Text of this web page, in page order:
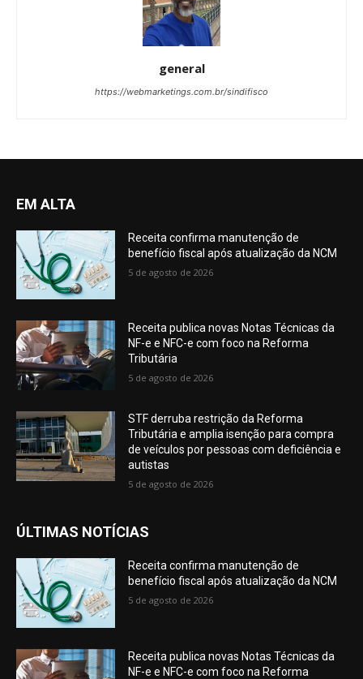
general
https://webmarketings.com.br/sindifisco
EM ALTA
Receita confirma manutenção de
benefício fiscal após atualização da NCM
5 de agosto de 2026
Receita publica novas Notas Técnicas da
NF-e e NFC-e com foco na Reforma
Tributária
5 de agosto de 2026
STF derruba restrição da Reforma
Tributária e amplia isenção para compra
de veículos por pessoas com deficiência e
autistas
5 de agosto de 2026
ÚLTIMAS NOTÍCIAS
Receita confirma manutenção de
benefício fiscal após atualização da NCM
5 de agosto de 2026
Receita publica novas Notas Técnicas da
NF-e e NFC-e com foco na Reforma